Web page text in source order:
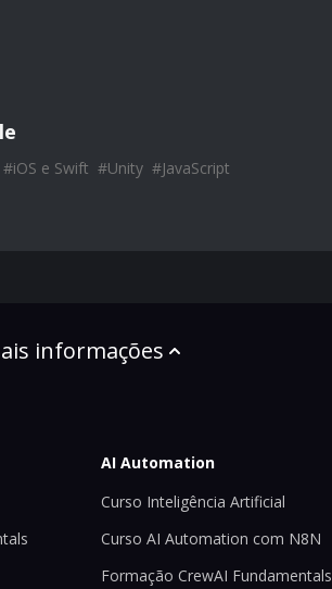
#iOS e Swift #Unity #JavaScript
informações
AI Automation
Curso Inteligência Artificial
Curso AI Automation com N8N
Formação CrewAI Fundamentals